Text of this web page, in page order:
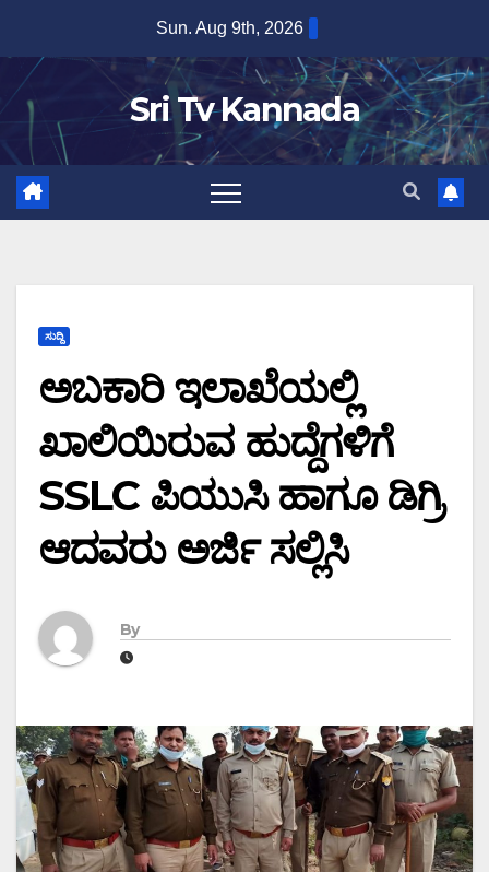
content
Sun. Aug 9th, 2026
Sri Tv Kannada
ಸುದ್ದಿ
ಅಬಕಾರಿ ಇಲಾಖೆಯಲ್ಲಿ
ಖಾಲಿಯಿರುವ ಹುದ್ದೆಗಳಿಗೆ
SSLC ಪಿಯುಸಿ ಹಾಗೂ ಡಿಗ್ರಿ
ಆದವರು ಅರ್ಜಿ ಸಲ್ಲಿಸಿ
By